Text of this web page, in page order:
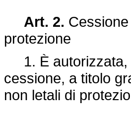
Art. 2.
protezione
1. È autorizzata,
cessione, a titolo
non letali di